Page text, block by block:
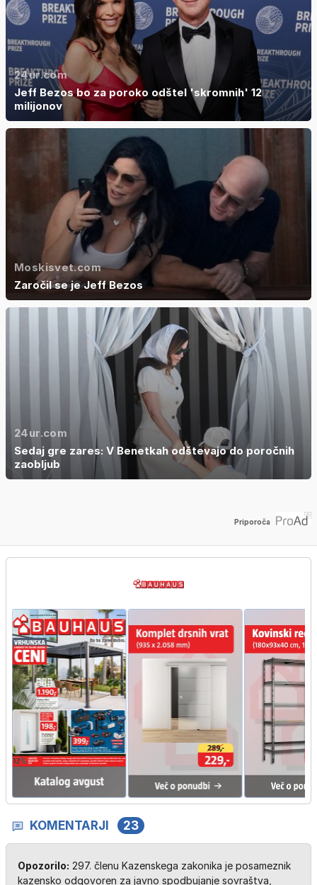
24ur.com
Jeff Bezos bo za poroko odštel 'skromnih' 12
milijonov
Moskisvet.com
Zaročil se je Jeff Bezos
24ur.com
Sedaj gre zares: V Benetkah odštevajo do poročnih
zaobljub
Priporoča
KOMENTARJI 23
Opozorilo: 297. členu Kazenskega zakonika je posameznik
kazensko odgovoren za javno spodbujanje sovraštva,